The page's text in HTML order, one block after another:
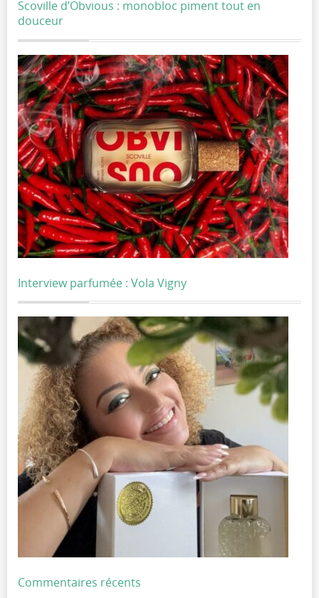
Scoville d’Obvious : monobloc piment tout en
douceur
Interview parfumée : Vola Vigny
Commentaires récents